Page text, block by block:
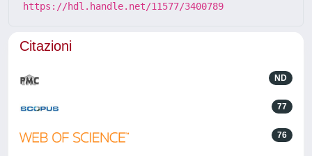
https://hdl.handle.net/11577/3400789
Citazioni
ND
77
76